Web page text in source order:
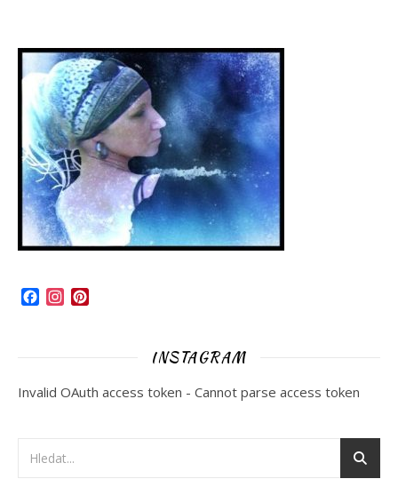
FacebookInstagram
INSTAGRAM
Invalid OAuth access token - Cannot parse access token